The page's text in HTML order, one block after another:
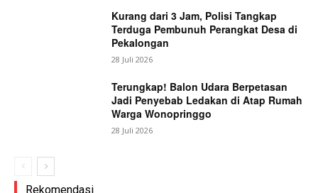
Kurang dari 3 Jam, Polisi Tangkap
Terduga Pembunuh Perangkat Desa di
Pekalongan
28 Juli 2026
Terungkap! Balon Udara Berpetasan
Jadi Penyebab Ledakan di Atap Rumah
Warga Wonopringgo
28 Juli 2026
Rekomendasi